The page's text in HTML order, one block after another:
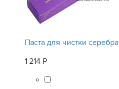
Паста для чистки серебра
1 214 Р